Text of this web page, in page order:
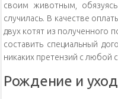
своим животным,
случилась. В качестве
двух котят из полученного
составить специальный
никаких претензий с любой
Рождение и